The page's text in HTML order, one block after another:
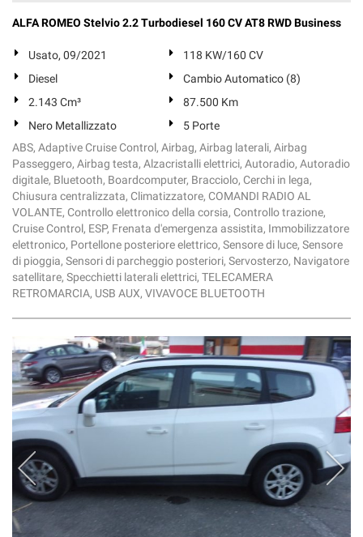
ALFA ROMEO Stelvio 2.2 Turbodiesel 160 CV AT8 RWD Business
Usato, 09/2021
118 KW/160 CV
Diesel
Cambio Automatico (8)
2.143 Cm³
87.500 Km
Nero Metallizzato
5 Porte
ABS, Adaptive Cruise Control, Airbag, Airbag laterali, Airbag
Passeggero, Airbag testa, Alzacristalli elettrici, Autoradio, Autoradio
digitale, Bluetooth, Boardcomputer, Bracciolo, Cerchi in lega,
Chiusura centralizzata, Climatizzatore, COMANDI RADIO AL
VOLANTE, Controllo elettronico della corsia, Controllo trazione,
Cruise Control, ESP, Frenata d'emergenza assistita, Immobilizzatore
elettronico, Portellone posteriore elettrico, Sensore di luce, Sensore
di pioggia, Sensori di parcheggio posteriori, Servosterzo, Navigatore
satellitare, Specchietti laterali elettrici, TELECAMERA
RETROMARCIA, USB AUX, VIVAVOCE BLUETOOTH
le